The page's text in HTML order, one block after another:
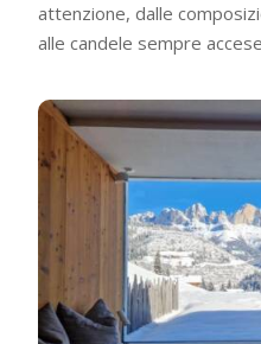
attenzione, dalle
alle candele sempre